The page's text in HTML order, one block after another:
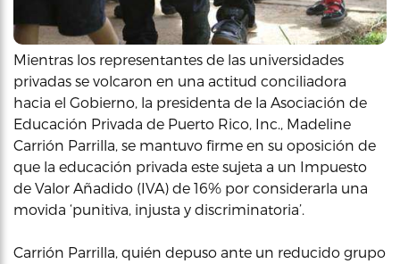
Mientras los representantes de las universidades
privadas se volcaron en una actitud conciliadora
hacia el Gobierno, la presidenta de la Asociación de
Educación Privada de Puerto Rico, Inc., Madeline
Carrión Parrilla, se mantuvo firme en su oposición de
que la educación privada este sujeta a un Impuesto
de Valor Añadido (IVA) de 16% por considerarla una
movida ‘punitiva, injusta y discriminatoria’.
Carrión Parrilla, quién depuso ante un reducido grupo